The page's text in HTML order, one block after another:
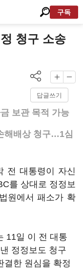
구독
청구 소송
답글쓰기
보관 목적 가능
해배상 청구…1심
전 대통령이 자신
를 상대로 정정보
원에서 패소가 확
11일 이 전 대통
정정보도 청구
결한 원심을 확정